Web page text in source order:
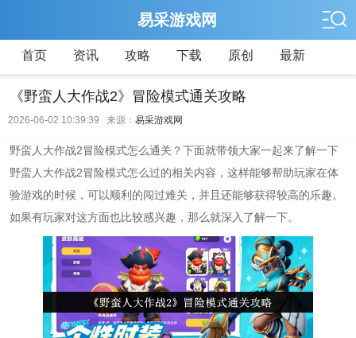
易采游戏网
首页 资讯 攻略 下载 原创 最新
《野蛮人大作战2》冒险模式通关攻略
2026-06-02 10:39:39 来源： 易采游戏网
野蛮人大作战2冒险模式怎么通关？下面就带领大家一起来了解一下
野蛮人大作战2冒险模式怎么过的相关内容，这样能够帮助玩家在体
验游戏的时候，可以顺利的闯过难关，并且还能够获得较高的乐趣。
如果有玩家对这方面也比较感兴趣，那么就深入了解一下。